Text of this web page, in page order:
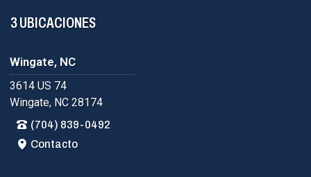
3 UBICACIONES
Wingate, NC
3614 US 74
Wingate, NC 28174
(704) 839-0492
Contacto